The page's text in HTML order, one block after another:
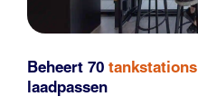
Beheert 70 tankstations
laadpassen